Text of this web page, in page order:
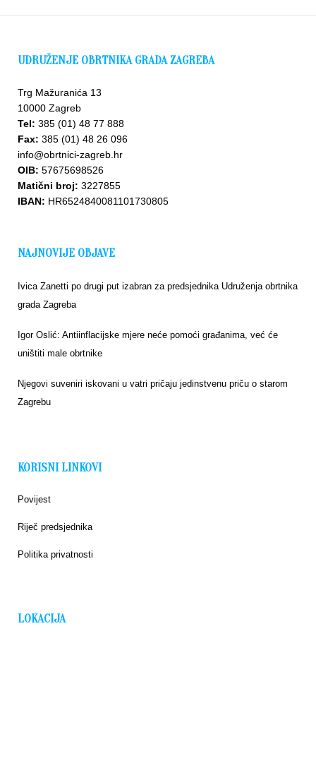
UDRUŽENJE OBRTNIKA GRADA ZAGREBA
Trg Mažuranića 13
10000 Zagreb
Tel: 385 (01) 48 77 888
Fax: 385 (01) 48 26 096
info@obrtnici-zagreb.hr
OIB: 57675698526
Matični broj: 3227855
IBAN: HR6524840081101730805
NAJNOVIJE OBJAVE
Ivica Zanetti po drugi put izabran za predsjednika Udruženja obrtnika
grada Zagreba
Igor Oslić: Antiinflacijske mjere neće pomoći građanima, već će
uništiti male obrtnike
Njegovi suveniri iskovani u vatri pričaju jedinstvenu priču o starom
Zagrebu
KORISNI LINKOVI
Povijest
Riječ predsjednika
Politika privatnosti
LOKACIJA